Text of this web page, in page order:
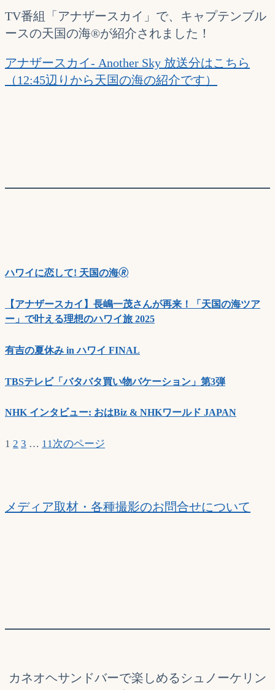
TV番組「アナザースカイ」で、キャプテンブル
ースの天国の海®が紹介されました！
アナザースカイ- Another Sky 放送分はこちら
（12:45辺りから天国の海の紹介です）
ハワイに恋して! 天国の海🄬
【アナザースカイ】長嶋一茂さんが再来！「天国の海ツア
ー」で叶える理想のハワイ旅 2025
有吉の夏休み in ハワイ FINAL
TBSテレビ「バタバタ買い物バケーション」第3弾
NHK インタビュー: おはBiz & NHKワールド JAPAN
1 2 3 … 11次のページ
メディア取材・各種撮影のお問合せについて
カネオヘサンドバーで楽しめるシュノーケリン